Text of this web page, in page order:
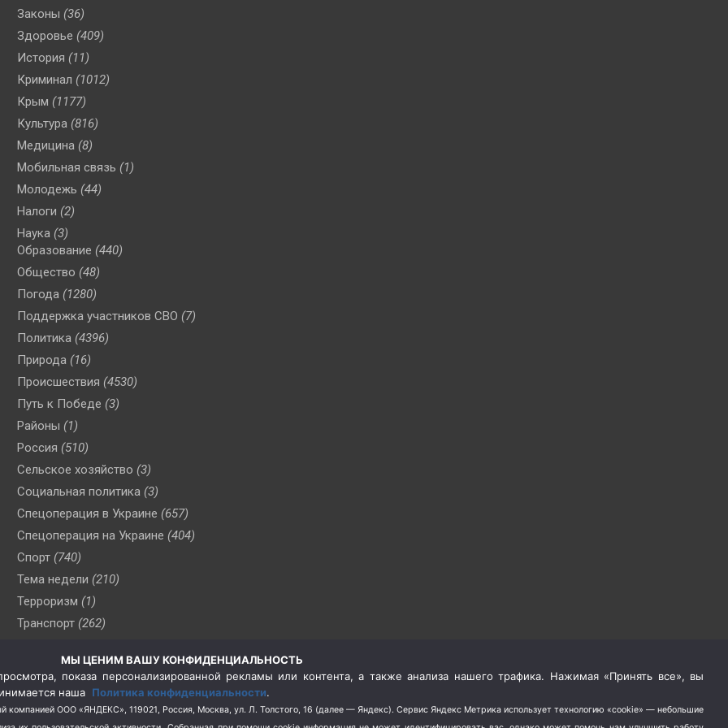
Законы (36)
Здоровье (409)
История (11)
Криминал (1012)
Крым (1177)
Культура (816)
Медицина (8)
Мобильная связь (1)
Молодежь (44)
Налоги (2)
Наука (3)
Образование (440)
Общество (48)
Погода (1280)
Поддержка участников СВО (7)
Политика (4396)
Природа (16)
Происшествия (4530)
Путь к Победе (3)
Районы (1)
Россия (510)
Сельское хозяйство (3)
Социальная политика (3)
Спецоперация в Украине (657)
Спецоперация на Украине (404)
Спорт (740)
Тема недели (210)
Терроризм (1)
Транспорт (262)
(76)
Цены (2)
Школа и спорт (2)
МЫ ЦЕНИМ ВАШУ КОНФИДЕНЦИАЛЬНОСТЬ
показа персонализированной рекламы или контента, а также анализа нашего трафика. Нажимая «Принять все», вы
наша Политика конфиденциальности.
компанией ООО «ЯНДЕКС», 119021, Россия, Москва, ул. Л. Толстого, 16 (далее — Яндекс). Сервис Яндекс Метрика использует технологию «cookie» — небольшие